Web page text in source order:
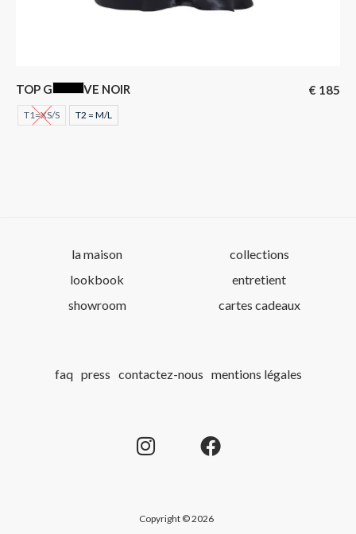
TOP GUSTAVE NOIR € 185
NOIR
T1=XS/S T2 = M/L
la maison
lookbook
showroom
collections
entretient
cartes cadeaux
faq press contactez-nous mentions légales
Copyright © 2026